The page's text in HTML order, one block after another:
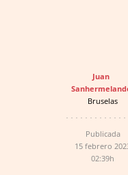
Juan
Bruselas
Publicada
15 febrero
02:39h